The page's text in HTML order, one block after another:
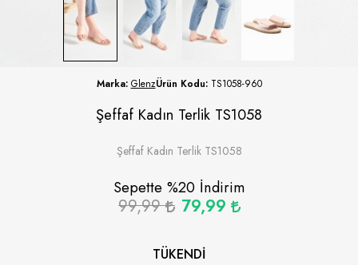
Marka: GlenzÜrün Kodu: TS1058-960
Şeffaf Kadın Terlik TS1058
Şeffaf Kadın Terlik TS1058
Sepette %20İndirim
99,99 79,99
TÜKENDI